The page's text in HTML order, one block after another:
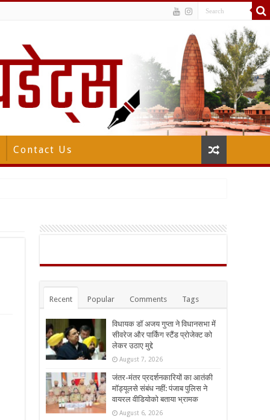
Contact Us
Recent Popular Comments Tags
विधायक डॉ अजय गुप्ता ने विधानसभा में
सीवरेज और पार्किंग स्टैंड प्रोजेक्ट को
लेकर उठाए मुद्दे
August 7, 2026
जंतर-मंतर प्रदर्शनकारियों का आतंकी
मॉड्यूलसे संबंध नहीं: पंजाब पुलिस ने
वायरल वीडियोको बताया भ्रामक
August 6, 2026